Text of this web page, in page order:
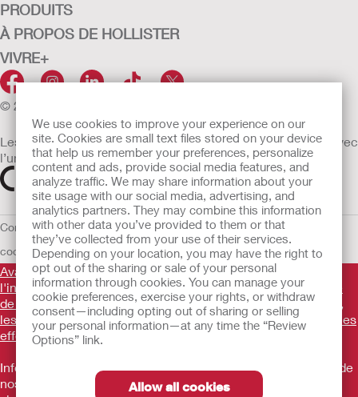
We use cookies to improve your experience on our
site. Cookies are small text files stored on your device
that help us remember your preferences, personalize
content and ads, provide social media features, and
analyze traffic. We may share information about your
site usage with our social media, advertising, and
analytics partners. They may combine this information
with other data you’ve provided to them or that
they’ve collected from your use of their services.
Depending on your location, you may have the right to
opt out of the sharing or sale of your personal
information through cookies. You can manage your
cookie preferences, exercise your rights, or withdraw
consent—including opting out of sharing or selling
your personal information—at any time the “Review
Options” link.
Allow all cookies
PRODUITS
À PROPOS DE HOLLISTER
VIVRE+
© 2026 Hollister Incorporated
Les dispositifs médicaux vendus dans l’UE sont marqués avec
l’un des symboles suivants selon le besoin
Conditions d'utilisation Politique de confidentialité Utilisation des
cookiesUE Avis au DénonciateurConditions générales de vente
Avant d'utiliser les produits mentionnés, veuillez lire
l'intégralité des consignes d'utilisation fournies sur la notice
de chaque produit pour connaître l'indication, la description,
les contre-indications, les avertissements, les précautions, les
effets indésirables et le mode d'emploi du dispositif.
Informations promotionnelles à destination des utilisateurs de
nos produits ne constituant pas un conseil médical et ne